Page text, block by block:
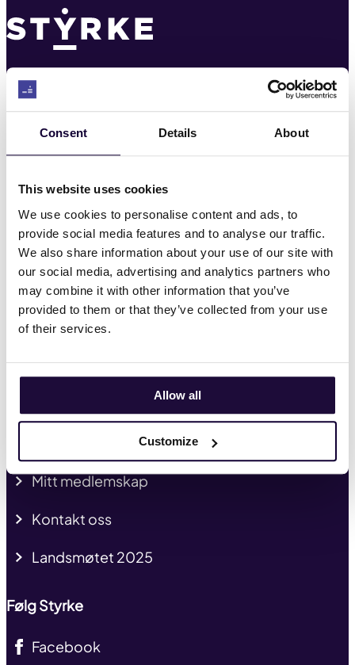
Consent Details About
This website uses cookies
We use cookies to personalise content and ads, to
provide social media features and to analyse our traffic.
We also share information about your use of our site with
our social media, advertising and analytics partners who
may combine it with other information that you’ve
provided to them or that they’ve collected from your use
of their services.
Allow all
Customize
Kontakt
22 03 22 00
Nyheter
Hvem er vi
Hva vi mener
HMS
Tariffavtaler
Kurs og kompetanse
Mitt medlemskap
Kontakt oss
Landsmøtet 2025
Følg Styrke
Facebook